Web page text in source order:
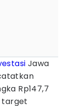
Jawa
Rp147,7
target